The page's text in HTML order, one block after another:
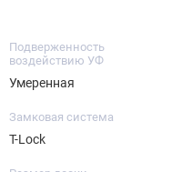
Подверженность
воздействию УФ
Умеренная
Замковая система
T-Lock